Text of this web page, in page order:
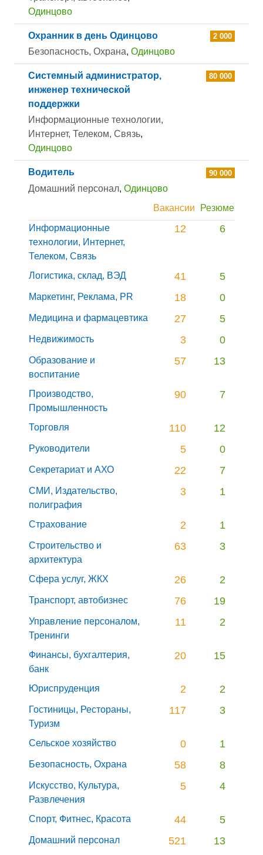
Одинцово
Охранник в день Одинцово
Безопасность, Охрана, Одинцово
2 000
Системный администратор,
инженер технической
поддержки
Информационные технологии,
Интернет, Телеком, Связь,
Одинцово
80 000
Водитель
Домашний персонал, Одинцово
90 000
Вакансии
Резюме
Информационные
технологии, Интернет,
Телеком, Связь
12 6
Логистика, склад, ВЭД 41 5
Маркетинг, Реклама, PR 18 0
Медицина и фармацевтика 27 5
Недвижимость 3 0
Образование и
воспитание
57 13
Производство,
Промышленность
90 7
Торговля 110 12
Руководители 5 0
Секретариат и АХО 22 7
СМИ, Издательство,
полиграфия
3 1
Страхование 2 1
Строительство и
архитектура
63 3
Сфера услуг, ЖКХ 26 2
Транспорт, автобизнес 76 19
Управление персоналом,
Тренинги
11 2
Финансы, бухгалтерия,
банк
20 15
Юриспруденция 2 2
Гостиницы, Рестораны,
Туризм
117 3
Сельское хозяйство 0 1
Безопасность, Охрана 58 8
Искусство, Культура,
Развлечения
5 4
Спорт, Фитнес, Красота 44 5
Домашний персонал 521 13